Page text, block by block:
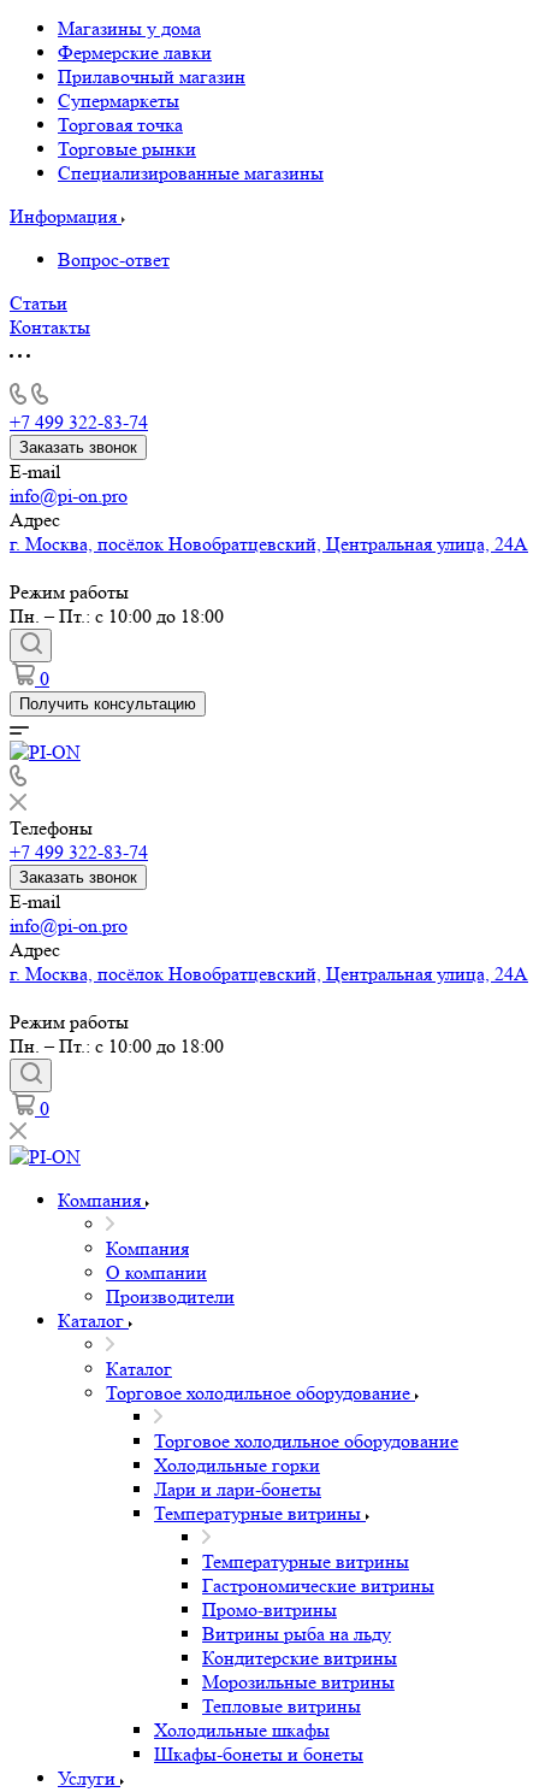
Магазины у дома
Фермерские лавки
Прилавочный магазин
Супермаркеты
Торговая точка
Торговые рынки
Специализированные магазины
Информация
Вопрос-ответ
Статьи
Контакты
+7 499 322-83-74
Заказать звонок
E-mail
info@pi-on.pro
Адрес
г. Москва, посёлок Новобратцевский, Центральная улица, 24А
Режим работы
Пн. – Пт.: с 10:00 до 18:00
0
Получить консультацию
Телефоны
+7 499 322-83-74
Заказать звонок
E-mail
info@pi-on.pro
Адрес
г. Москва, посёлок Новобратцевский, Центральная улица, 24А
Режим работы
Пн. – Пт.: с 10:00 до 18:00
0
Компания
Компания
О компании
Производители
Каталог
Каталог
Торговое холодильное оборудование
Торговое холодильное оборудование
Холодильные горки
Лари и лари-бонеты
Температурные витрины
Температурные витрины
Гастрономические витрины
Промо-витрины
Витрины рыба на льду
Кондитерские витрины
Морозильные витрины
Тепловые витрины
Холодильные шкафы
Шкафы-бонеты и бонеты
Услуги